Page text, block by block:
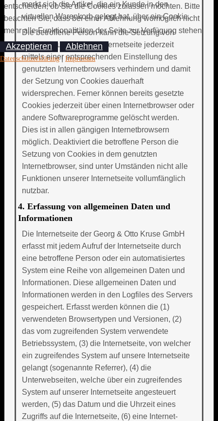
merkt sich die Artikel, die ein Kunde in den
virtuellen Warenkorb gelegt hat, über ein Cookie.
Die betroffene Person kann die Setzung von
Cookies durch unsere Internetseite jederzeit
mittels einer entsprechenden Einstellung des
genutzten Internetbrowsers verhindern und damit
der Setzung von Cookies dauerhaft
widersprechen. Ferner können bereits gesetzte
Cookies jederzeit über einen Internetbrowser oder
andere Softwareprogramme gelöscht werden.
Dies ist in allen gängigen Internetbrowsern
möglich. Deaktiviert die betroffene Person die
Setzung von Cookies in dem genutzten
Internetbrowser, sind unter Umständen nicht alle
Funktionen unserer Internetseite vollumfänglich
nutzbar.
4. Erfassung von allgemeinen Daten und
Informationen
Die Internetseite der Georg & Otto Kruse GmbH
erfasst mit jedem Aufruf der Internetseite durch
eine betroffene Person oder ein automatisiertes
System eine Reihe von allgemeinen Daten und
Informationen. Diese allgemeinen Daten und
Informationen werden in den Logfiles des Servers
gespeichert. Erfasst werden können die (1)
verwendeten Browsertypen und Versionen, (2)
das vom zugreifenden System verwendete
Betriebssystem, (3) die Internetseite, von welcher
ein zugreifendes System auf unsere Internetseite
gelangt (sogenannte Referrer), (4) die
Unterwebseiten, welche über ein zugreifendes
System auf unserer Internetseite angesteuert
werden, (5) das Datum und die Uhrzeit eines
Zugriffs auf die Internetseite, (6) eine Internet-
entscheiden, ob Sie die Cookies zulassen möchten. Bitte
beachten Sie, dass bei einer Ablehnung womöglich nicht
mehr alle Funktionalitäten der Seite zur Verfügung stehen.
Akzeptieren Ablehnen
Datenschutzerklärung|Impressum